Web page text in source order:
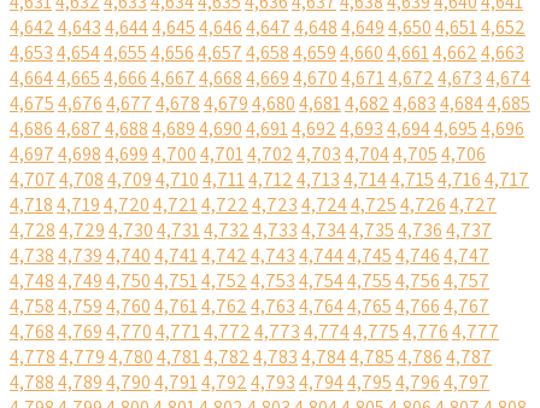
4,6424,6434,6444,6454,6464,6474,6484,6494,6504,6514,652
4,6534,6544,6554,6564,6574,6584,6594,6604,6614,6624,663
4,6644,6654,6664,6674,6684,6694,6704,6714,6724,6734,674
4,6754,6764,6774,6784,6794,6804,6814,6824,6834,6844,685
4,6864,6874,6884,6894,6904,6914,6924,6934,6944,6954,696
4,6974,6984,6994,7004,7014,7024,7034,7044,7054,706
4,7074,7084,7094,7104,7114,7124,7134,7144,7154,7164,717
4,7184,7194,7204,7214,7224,7234,7244,7254,7264,727
4,7284,7294,7304,7314,7324,7334,7344,7354,7364,737
4,7384,7394,7404,7414,7424,7434,7444,7454,7464,747
4,7484,7494,7504,7514,7524,7534,7544,7554,7564,757
4,7584,7594,7604,7614,7624,7634,7644,7654,7664,767
4,7684,7694,7704,7714,7724,7734,7744,7754,7764,777
4,7784,7794,7804,7814,7824,7834,7844,7854,7864,787
4,7884,7894,7904,7914,7924,7934,7944,7954,7964,797